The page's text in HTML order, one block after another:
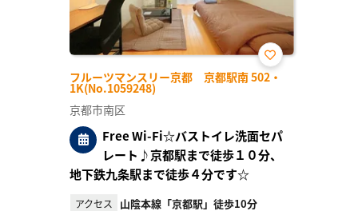
フルーツマンスリー京都 京都駅南 502・
1K(No.1059248)
お気
に入
京都市南区
Free Wi-Fi☆バストイレ洗面セパ
レート♪京都駅まで徒歩１０分、
地下鉄九条駅まで徒歩４分です☆
アクセス 山陰本線「京都駅」徒歩10分